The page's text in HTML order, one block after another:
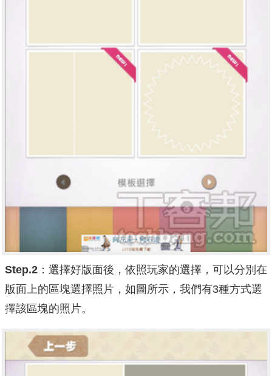
Step.2 ：選擇好版面後，依照玩家的選擇，可以分別在
版面上的區塊選擇照片，如圖所示，我們有3種方式選
擇該區塊的照片。